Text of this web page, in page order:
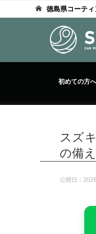
徳島県コーテ
初めての方へ
スズ
の備
公開日：